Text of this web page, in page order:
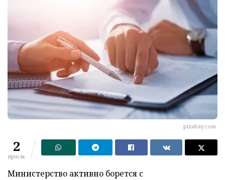
pixabay.com.
2
просм.
Министерство активно борется с